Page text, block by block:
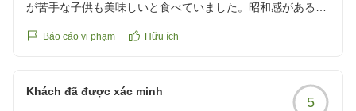
が苦手な子供も美味しいと食べていました。昭和感があるの
ますが、チェックイン時の女性の態度のみ悪かったです。部
Báo cáo vi phạm Hữu ích
Khách đã được xác minh
5